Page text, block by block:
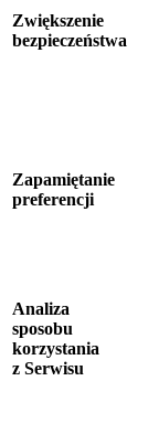
Zwiększenie
bezpieczeństwa
Zapamiętanie
preferencji
Analiza
sposobu
korzystania
z Serwisu